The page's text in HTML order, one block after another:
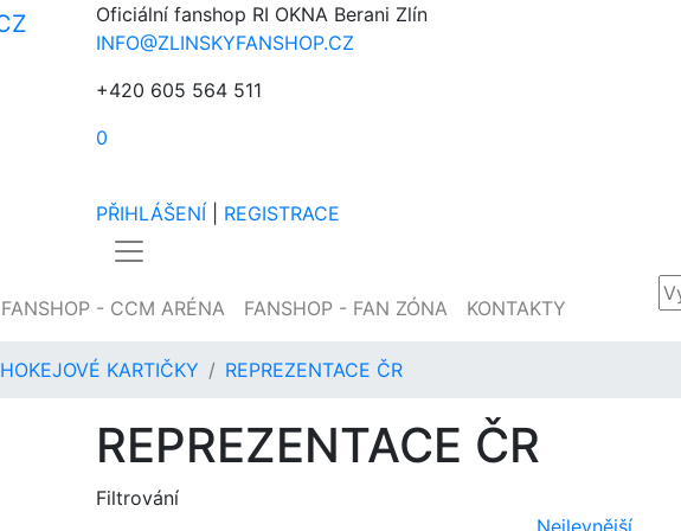
Oficiální fanshop RI OKNA Berani Zlín
INFO@ZLINSKYFANSHOP.CZ
+420 605 564 511
0
PŘIHLÁŠENÍ REGISTRACE
FANSHOP - CCM ARÉNA FANSHOP - FAN ZÓNA KONTAKTY
HOKEJOVÉ KARTIČKY REPREZENTACE ČR
REPREZENTACE ČR
Filtrování
Nejlevnější